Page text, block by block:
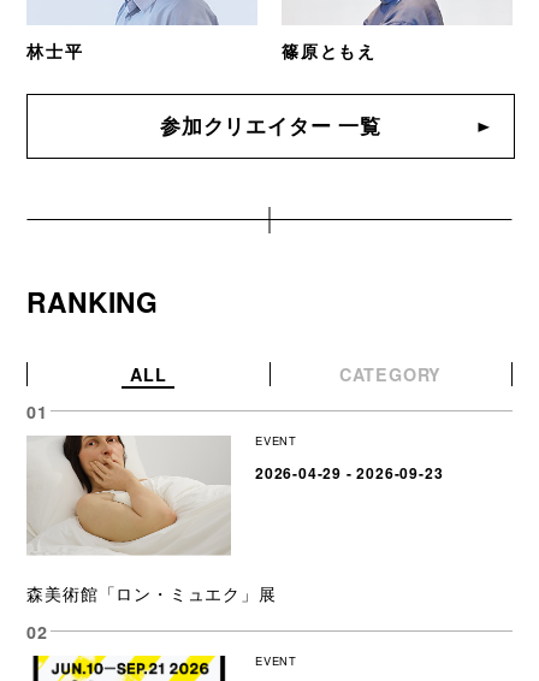
林士平 篠原ともえ
参加クリエイター 一覧
RANKING
ALL CATEGORY
EVENT
2026-04-29 - 2026-09-23
森美術館「ロン・ミュエク」展
EVENT